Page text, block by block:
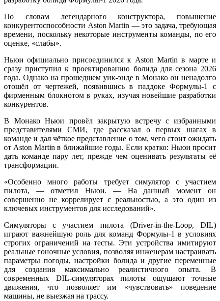
По словам легендарного конструктора, повышение
конкурентоспособности Aston Martin — это задача, требующая
времени, поскольку некоторые инструменты команды, по его
оценке, «слабы».
Ньюи официально присоединился к Aston Martin в марте и
сразу приступил к проектированию болида для сезона 2026
года. Однако на прошедшем уик-энде в Монако он ненадолго
отошёл от чертежей, появившись в паддоке Формулы-1 с
фирменным блокнотом в руках, изучая новейшие разработки
конкурентов.
В Монако Ньюи провёл закрытую встречу с избранными
представителями СМИ, где рассказал о первых шагах в
команде и дал чёткое представление о том, чего стоит ожидать
от Aston Martin в ближайшие годы. Если кратко: Ньюи просит
дать команде пару лет, прежде чем оценивать результаты её
трансформации.
«Особенно много работы требует симулятор с участием
пилота, — отметил Ньюи. — На данный момент он
совершенно не коррелирует с реальностью, а это один из
ключевых инструментов для исследований».
Симуляторы с участием пилота (Driver-in-the-Loop, DIL)
играют важнейшую роль для команд Формулы-1 в условиях
строгих ограничений на тесты. Эти устройства имитируют
реальные гоночные условия, позволяя инженерам настраивать
параметры погоды, настройки болида и другие переменные
для создания максимально реалистичного опыта. В
современных DIL-симуляторах пилоты ощущают точные
движения, что позволяет им «чувствовать» поведение
машины, не выезжая на трассу.